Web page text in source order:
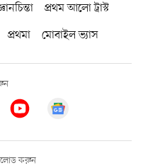
প্রথম আলো ট্রাস্ট
প্রথমা মোবাইল ভ্যাস
করুন